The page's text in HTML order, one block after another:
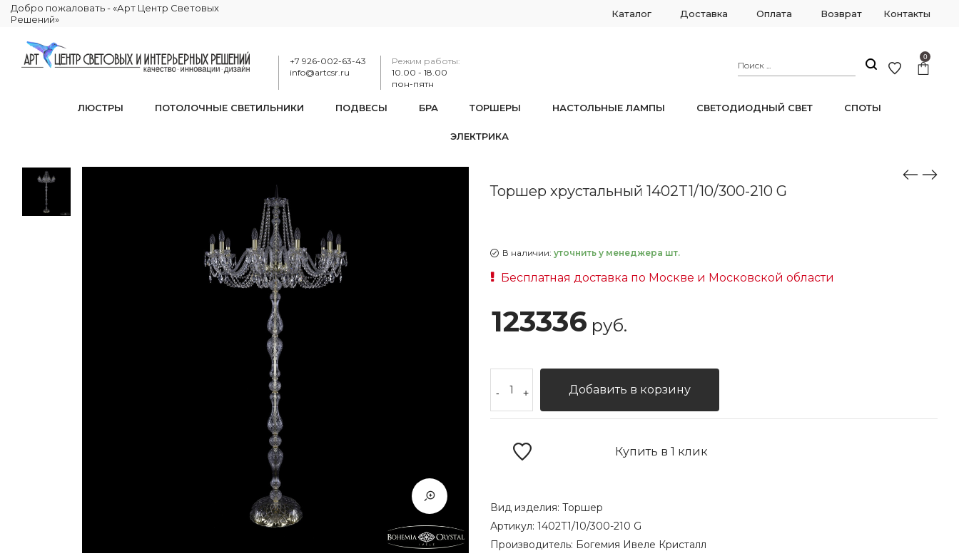
Добро пожаловать - «Арт Центр Световых
Решений»
Каталог Доставка Оплата Возврат Контакты
+7 926-002-63-43
info@artcsr.ru
Режим работы:
10.00 - 18.00
пон-пятн
0
ЛЮСТРЫ ПОТОЛОЧНЫЕ СВЕТИЛЬНИКИ ПОДВЕСЫ БРА ТОРШЕРЫ НАСТОЛЬНЫЕ ЛАМПЫ СВЕТОДИОДНЫЙ СВЕТ СПОТЫ
ЭЛЕКТРИКА
Торшер хрустальный 1402T1/10/300-210 G
В наличии: уточнить у менеджера шт.
Бесплатная доставка по Москве и Московской области
123336 руб.
- + Добавить в корзину
Купить в 1 клик
Вид изделия: Торшер
Артикул: 1402T1/10/300-210 G
Производитель: Богемия Ивеле Кристалл